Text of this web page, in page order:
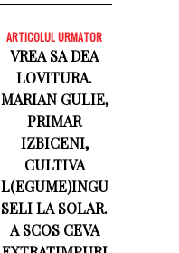
ARTICOLUL URMATOR
VREA SA DEA
LOVITURA.
MARIAN GULIE,
PRIMAR
IZBICENI,
CULTIVA
L(EGUME)INGU
SELI LA SOLAR.
A SCOS CEVA